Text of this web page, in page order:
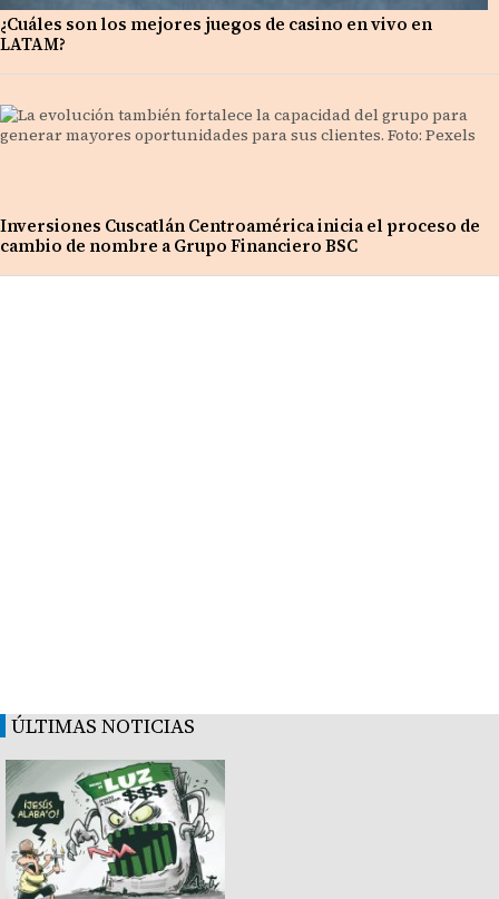
¿Cuáles son los mejores juegos de casino en vivo en
LATAM?
Inversiones Cuscatlán Centroamérica inicia el proceso de
cambio de nombre a Grupo Financiero BSC
ÚLTIMAS NOTICIAS